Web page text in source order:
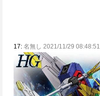
17: 名無し 2021/11/29 08:48:51